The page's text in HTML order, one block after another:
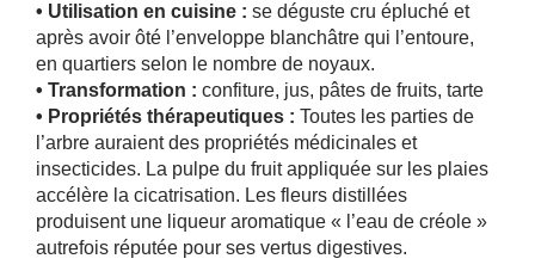
• Utilisation en cuisine : se déguste cru épluché et
après avoir ôté l’enveloppe blanchâtre qui l’entoure,
en quartiers selon le nombre de noyaux.
• Transformation : confiture, jus, pâtes de fruits, tarte
• Propriétés thérapeutiques : Toutes les parties de
l’arbre auraient des propriétés médicinales et
insecticides. La pulpe du fruit appliquée sur les plaies
accélère la cicatrisation. Les fleurs distillées
produisent une liqueur aromatique « l’eau de créole »
autrefois réputée pour ses vertus digestives.